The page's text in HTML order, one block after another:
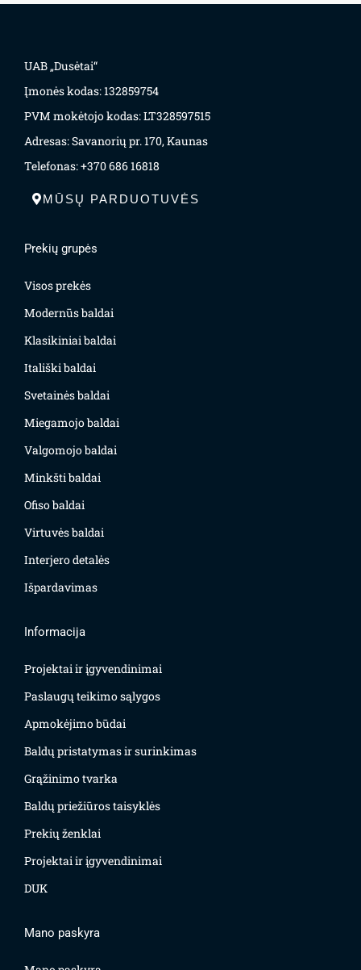
UAB „Dusėtai“
Įmonės kodas: 132859754
PVM mokėtojo kodas: LT328597515
Adresas: Savanorių pr. 170, Kaunas
Telefonas: +370 686 16818
MŪSŲ PARDUOTUVĖS
Prekių grupės
Visos prekės
Modernūs baldai
Klasikiniai baldai
Itališki baldai
Svetainės baldai
Miegamojo baldai
Valgomojo baldai
Minkšti baldai
Ofiso baldai
Virtuvės baldai
Interjero detalės
Išpardavimas
Informacija
Projektai ir įgyvendinimai
Paslaugų teikimo sąlygos
Apmokėjimo būdai
Baldų pristatymas ir surinkimas
Grąžinimo tvarka
Baldų priežiūros taisyklės
Prekių ženklai
Projektai ir įgyvendinimai
DUK
Mano paskyra